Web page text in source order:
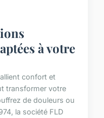
à votre
confort et
transformer votre
de douleurs ou
la société FLD